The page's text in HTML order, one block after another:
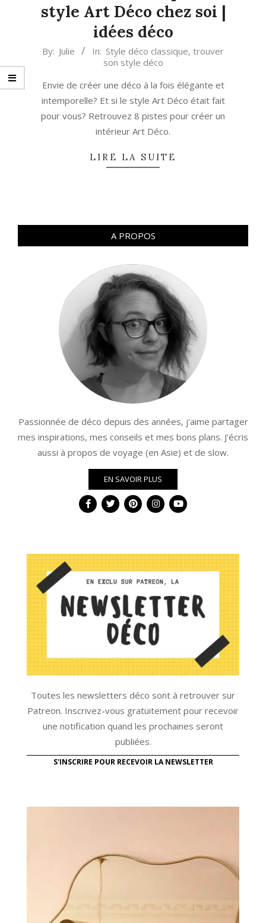
style Art Déco chez soi |
idées déco
2024-
03
By: Julie In: Style déco classique, trouver
son style déco
Envie de créer une déco à la fois élégante et
intemporelle? Et si le style Art Déco était fait
pour vous? Retrouvez 8 pistes pour créer un
intérieur Art Déco.
LIRE LA SUITE
A PROPOS
Passionnée de déco depuis des années, j'aime partager
mes inspirations, mes conseils et mes bons plans. J'écris
aussi à propos de voyage (en Asie) et de slow.
EN SAVOIR PLUS
Toutes les newsletters déco sont à retrouver sur
Patreon. Inscrivez-vous gratuitement pour recevoir
une notification quand les prochaines seront
publiées.
S'INSCRIRE POUR RECEVOIR LA NEWSLETTER